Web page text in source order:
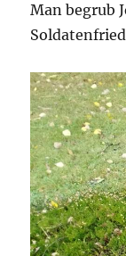
Man begrub